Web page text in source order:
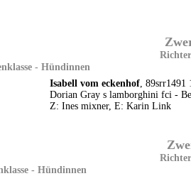
- Hündinnen
Isabell vom eckenhof, 89srr1491
Dorian Gray s lamborghini fci -
Z: Ines mixner, E: Karin Link
- Hündinnen